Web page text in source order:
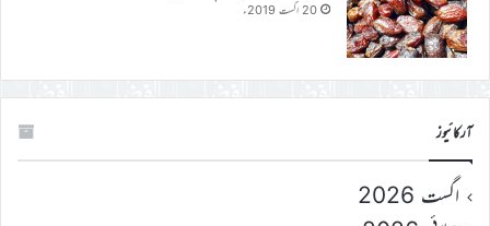
20 اگست 2019ء
آرکائیوز
اگست 2026